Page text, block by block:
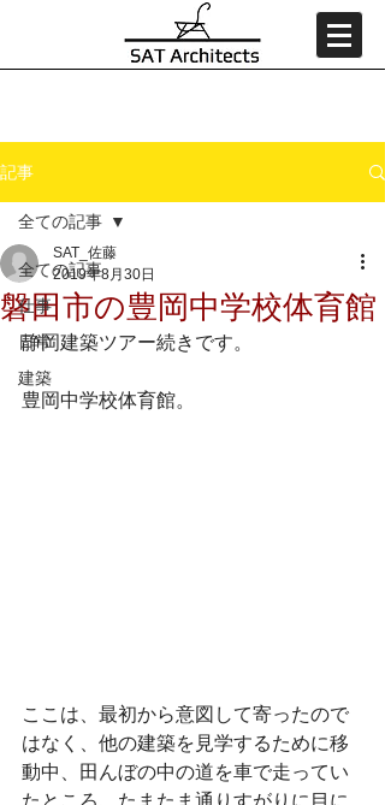
記事
全ての記事
仕事
日常
建築
全ての記事
磐田市の豊岡中学校体育館
SAT_佐藤
2019年8月30日
静岡建築ツアー続きです。
豊岡中学校体育館。
ここは、最初から意図して寄ったので
はなく、他の建築を見学するために移
動中、田んぼの中の道を車で走ってい
たところ、たまたま通りすがりに目に